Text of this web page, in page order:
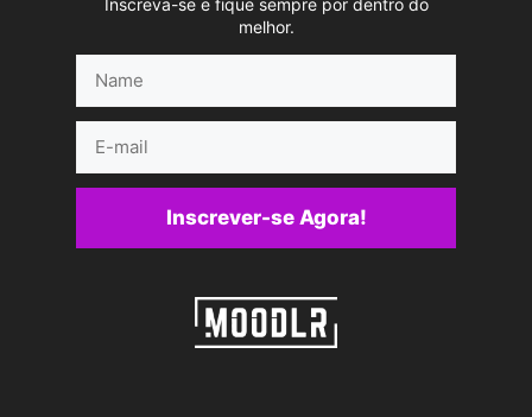
Inscreva-se e fique sempre por dentro do
melhor.
mail
Inscrever-se Agora!